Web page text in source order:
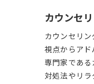
カウンセ
カウンセリ
視点からアド
専門家である
対処法やリラ